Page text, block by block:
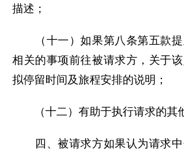
描述；
（十一）如果第八条第五款提
相关的事项前往被请求方，关于该
拟停留时间及旅程安排的说明；
（十二）有助于执行请求的其他
四、被请求方如果认为请求中